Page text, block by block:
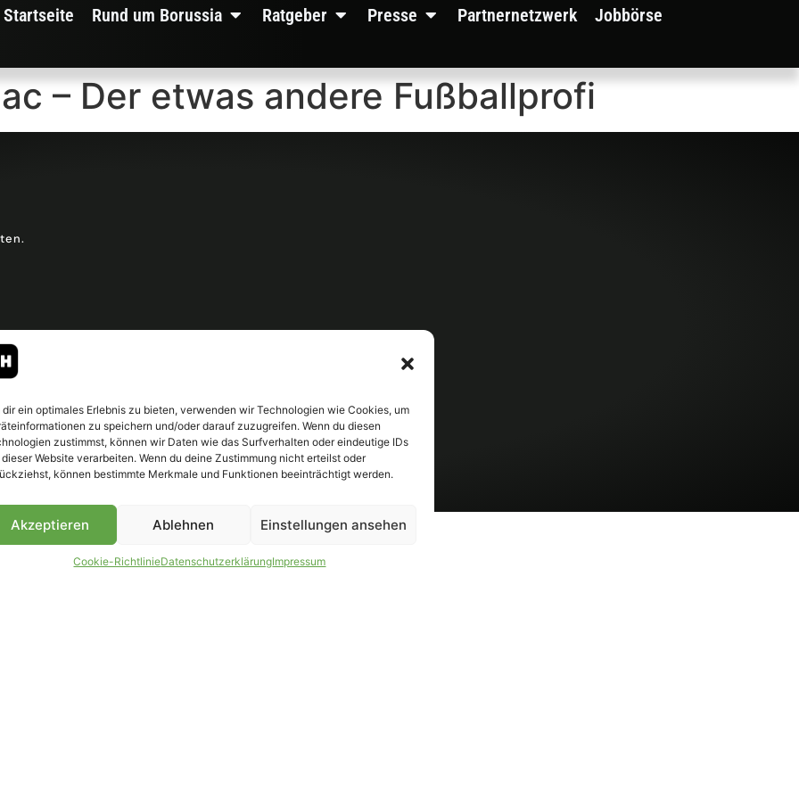
dir ein optimales Erlebnis zu bieten, verwenden wir Technologien wie Cookies, um
zu speichern und/oder darauf zuzugreifen. Wenn du diesen
zustimmst, können wir Daten wie das Surfverhalten oder eindeutige IDs
Website verarbeiten. Wenn du deine Zustimmung nicht erteilst oder
können bestimmte Merkmale und Funktionen beeinträchtigt werden.
Akzeptieren Ablehnen Einstellungen ansehen
Cookie-RichtlinieDatenschutzerklärungImpressum
Startseite Rund um Borussia Ratgeber Presse Partnernetzwerk Jobbörse
– Der etwas andere Fußballprofi